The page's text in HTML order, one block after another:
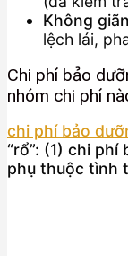
Không
lệch lái,
Chi phí bảo
nhóm chi phí
chi phí bảo
“rổ”: (1) chi
phụ thuộc tình